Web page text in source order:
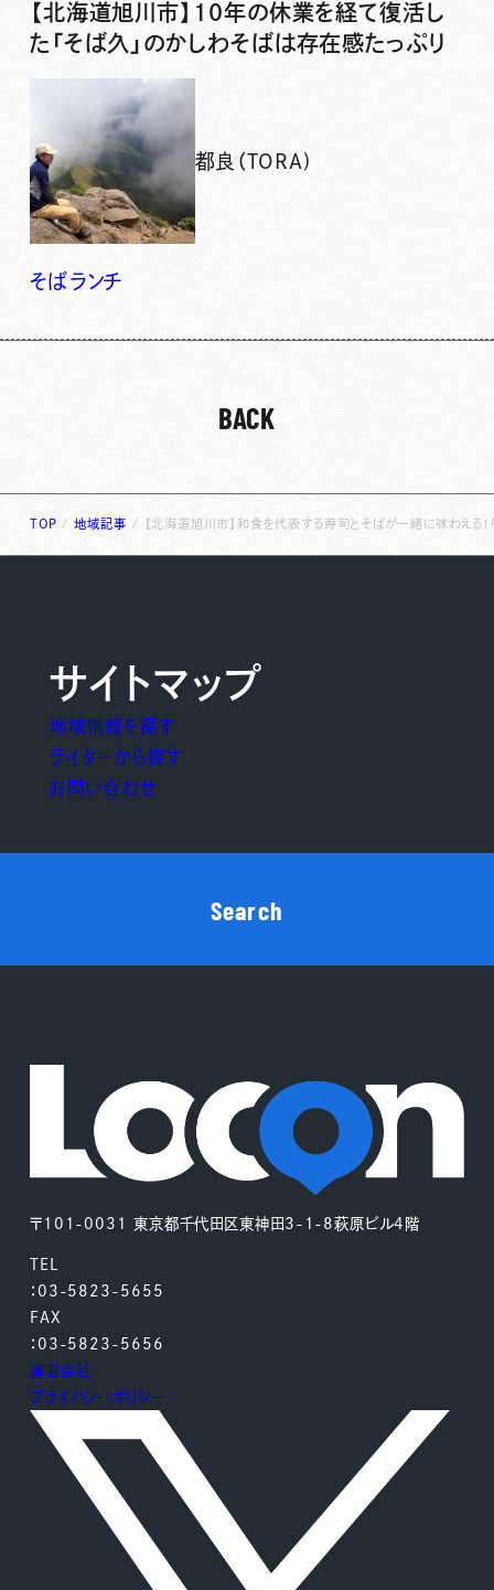
【北海道旭川市】10年の休業を経て復活し
た「そば久」のかしわそばは存在感たっぷり
都良（TORA)
そばランチ
BACK
TOP /地域記事 / 【北海道旭川市】和食を代表する寿司とそばが一緒に味わえる！
〒101-0031 東京都千代田区東神田3-1-8萩原ビル4階
TEL
：03-5823-5655
FAX
：03-5823-5656
運営会社
プライバシーポリシー
サイトマップ
地域情報を探す
ライターから探す
お問い合わせ
Search